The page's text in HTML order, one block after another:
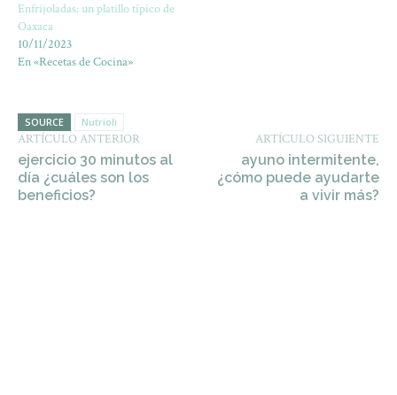
Enfrijoladas: un platillo típico de
Oaxaca
10/11/2023
En «Recetas de Cocina»
SOURCE Nutrioli
ARTÍCULO ANTERIOR
ejercicio 30 minutos al
día ¿cuáles son los
beneficios?
ARTÍCULO SIGUIENTE
ayuno intermitente,
¿cómo puede ayudarte
a vivir más?